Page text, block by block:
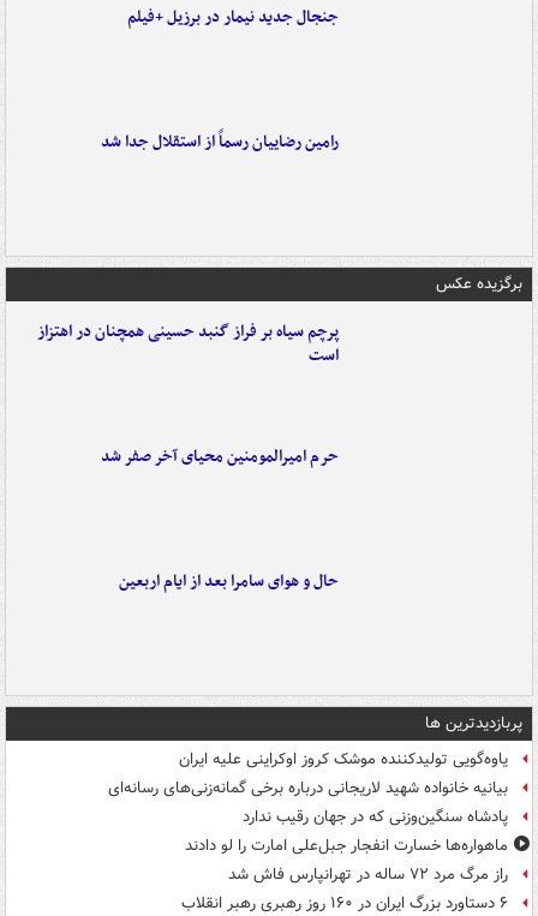
جنجال جدید نیمار در برزیل +فیلم
رامین رضاییان رسماً از استقلال جدا شد
برگزیده عکس
پرچم سیاه بر فراز گنبد حسینی همچنان در اهتزاز
است
حرم امیرالمومنین محیای آخر صفر شد
حال و هوای سامرا بعد از ایام اربعین
پربازدیدترین ها
یاوه‌گویی تولیدکننده موشک کروز اوکراینی علیه ایران
بیانیه خانواده شهید لاریجانی درباره برخی گمانه‌زنی‌های رسانه‌ای
پادشاه سنگین‌وزنی که در جهان رقیب ندارد
ماهواره‌ها خسارت انفجار جبل‌علی امارت را لو دادند
راز مرگ مرد ۷۲ ساله در تهرانپارس فاش شد
۶ دستاورد بزرگ ایران در ۱۶۰ روز رهبری رهبر انقلاب